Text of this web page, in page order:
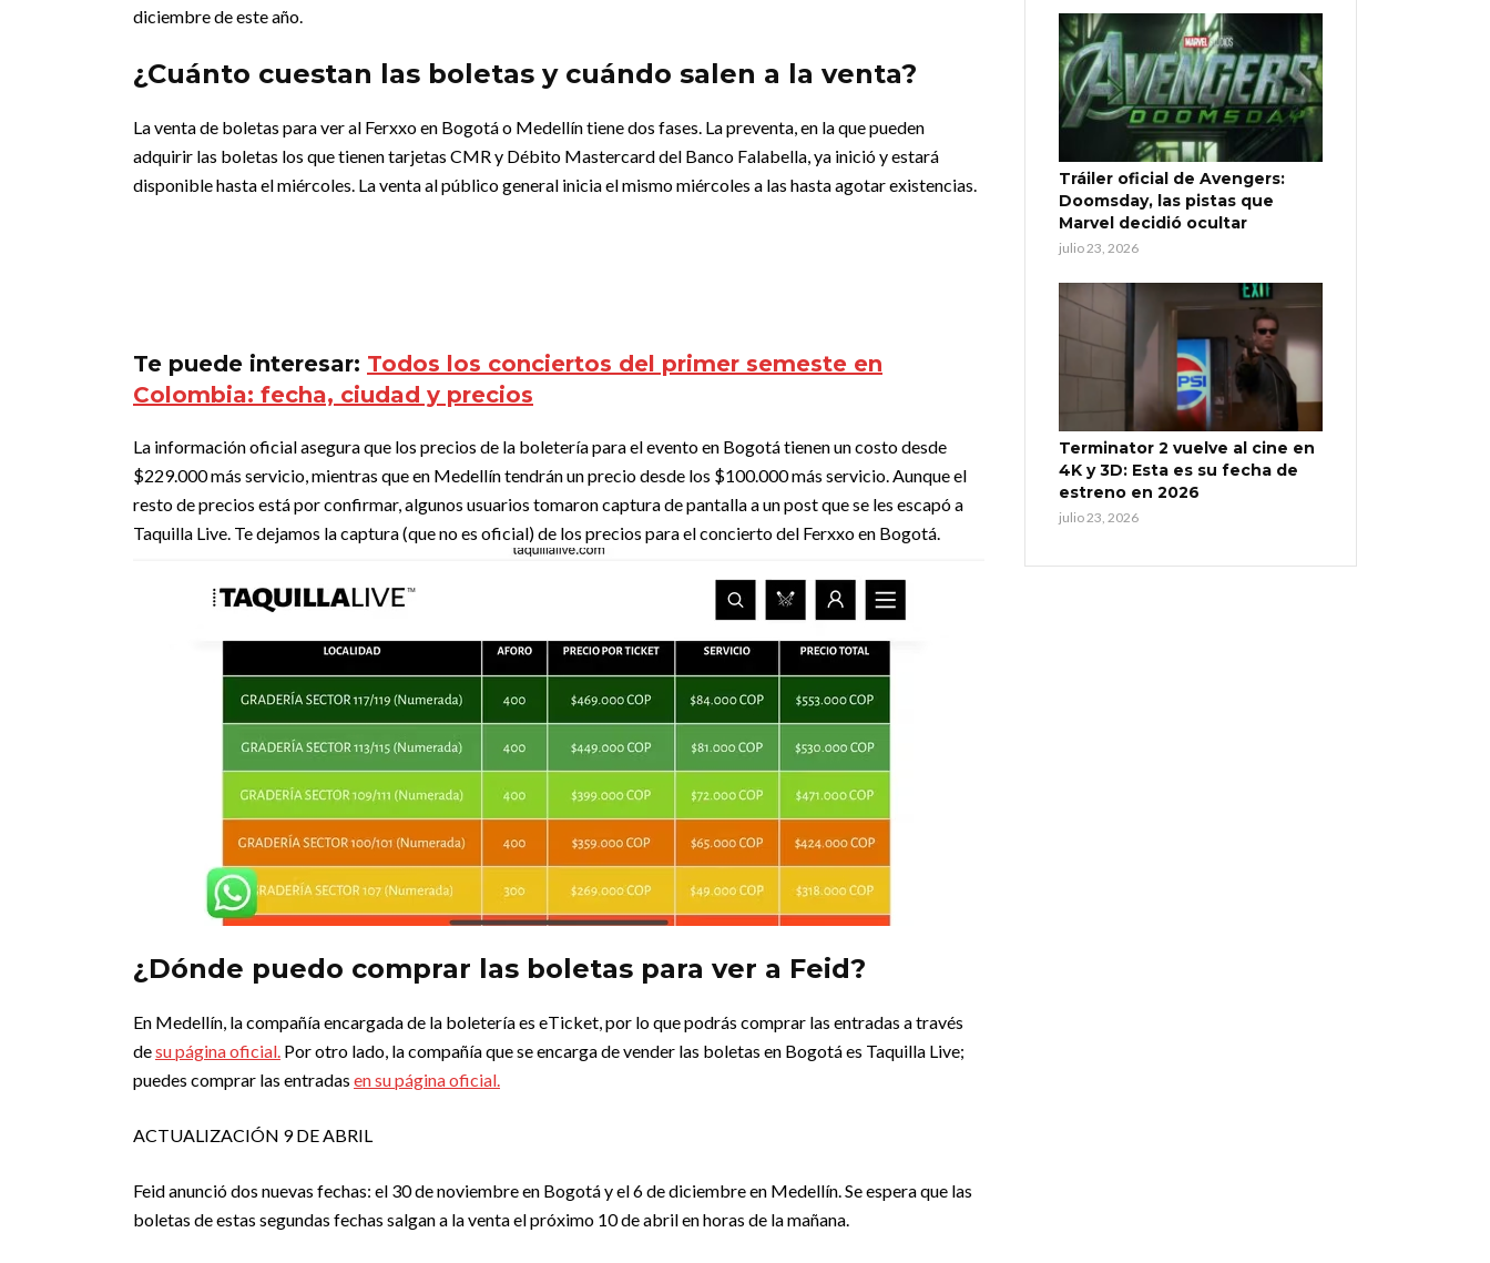
diciembre de este año.
¿Cuánto cuestan las boletas y cuándo salen a la venta?
La venta de boletas para ver al Ferxxo en Bogotá o Medellín tiene dos fases. La preventa, en la que pueden
adquirir las boletas los que tienen tarjetas CMR y Débito Mastercard del Banco Falabella, ya inició y estará
disponible hasta el miércoles. La venta al público general inicia el mismo miércoles a las hasta agotar existencias.
Te puede interesar: Todos los conciertos del primer semeste en
Colombia: fecha, ciudad y precios
La información oficial asegura que los precios de la boletería para el evento en Bogotá tienen un costo desde
$229.000 más servicio, mientras que en Medellín tendrán un precio desde los $100.000 más servicio. Aunque el
resto de precios está por confirmar, algunos usuarios tomaron captura de pantalla a un post que se les escapó a
Taquilla Live. Te dejamos la captura (que no es oficial) de los precios para el concierto del Ferxxo en Bogotá.
¿Dónde puedo comprar las boletas para ver a Feid?
En Medellín, la compañía encargada de la boletería es eTicket, por lo que podrás comprar las entradas a través
desu página oficial. Por otro lado, la compañía que se encarga de vender las boletas en Bogotá es Taquilla Live;
puedes comprar las entradas en su página oficial.
ACTUALIZACIÓN 9 DE ABRIL
Feid anunció dos nuevas fechas: el 30 de noviembre en Bogotá y el 6 de diciembre en Medellín. Se espera que las
boletas de estas segundas fechas salgan a la venta el próximo 10 de abril en horas de la mañana.
Tráiler oficial de Avengers:
Doomsday, las pistas que
Marvel decidió ocultar
julio 23, 2026
Terminator 2 vuelve al cine en
4K y 3D: Esta es su fecha de
estreno en 2026
julio 23, 2026